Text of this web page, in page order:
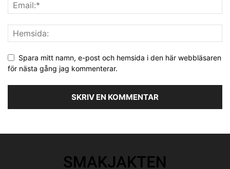
Spara mitt namn, e-post och hemsida i den här webbläsaren
för nästa gång jag kommenterar.